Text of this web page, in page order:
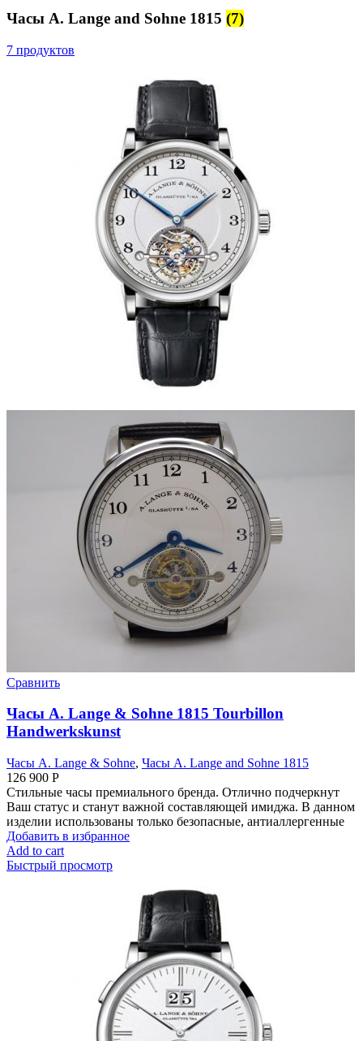
Часы A. Lange and Sohne 1815 (7)
7 продуктов
Сравнить
Часы A. Lange & Sohne 1815 Tourbillon
Handwerkskunst
Часы A. Lange & Sohne, Часы A. Lange and Sohne 1815
126 900 Р
Стильные часы премиального бренда. Отлично подчеркнут
Ваш статус и станут важной составляющей имиджа. В данном
изделии использованы только безопасные, антиаллергенные
Добавить в избранное
Add to cart
Быстрый просмотр